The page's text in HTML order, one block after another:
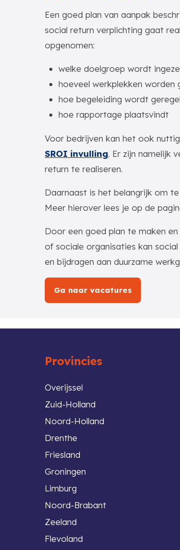
Een goed plan van aanpak
social return verplichting gaat
opgenomen:
welke doelgroep wordt
hoeveel werkplekken worden
hoe begeleiding wordt
hoe rapportage plaatsvindt
Voor bedrijven kan het ook
SROI invulling. Er zijn namelijk
return te realiseren.
Daarnaast is het belangrijk om
Meer hierover lees je op de
Door een goed plan te maken
of sociale organisaties kan
en bijdragen aan duurzame
Ga naar vacatures
Provincies
Overijssel
Zuid-Holland
Noord-Holland
Drenthe
Friesland
Groningen
Limburg
Noord-Brabant
Zeeland
Flevoland